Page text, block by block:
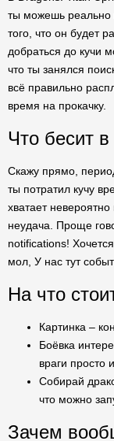
ты можешь реально
того, что он будет
добраться до кучи
что ты занялся
всё правильно
время на прокачку.
Что бесит
Скажу прямо,
ты потратил кучу
хватает
неудача. Проще
notifications!
мол, У нас тут
На что
Картинка –
Боёвка
враги просто
Собирай
что можно
Зачем